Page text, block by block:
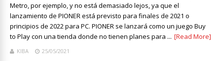
Metro, por ejemplo, y no está demasiado lejos, ya que el
lanzamiento de PIONER está previsto para finales de 2021 o
principios de 2022 para PC. PIONER se lanzará como un juego Buy
to Play con una tienda donde no tienen planes para ... [Read More]
KIBA 25/05/2021